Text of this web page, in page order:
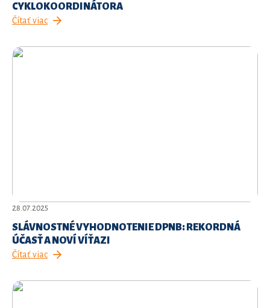
CYKLOKOORDINÁTORA
Čítať viac
28.07.2025
SLÁVNOSTNÉ VYHODNOTENIE DPNB: REKORDNÁ
ÚČASŤ A NOVÍ VÍŤAZI
Čítať viac